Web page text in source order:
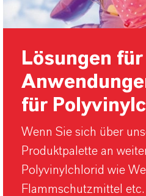
Lösungen
für
Wenn Sie sich über
Produktpalette an
Polyvinylchlorid wie
Flammschutzmittel